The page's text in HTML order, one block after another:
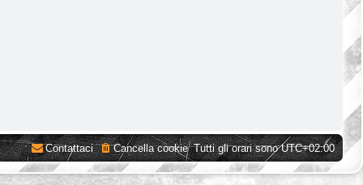
Tutti gli orari sonoUTC+02:00
Cancella cookie
Contattaci